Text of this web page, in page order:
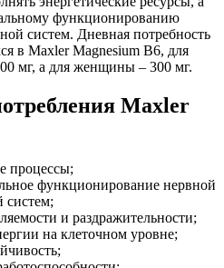
функционированию
систем. Дневная потребность
в Maxler Magnesium B6, для
мг, а для женщины – 300 мг.
Maxler
процессы;
функционирование нервной
систем;
и раздражительности;
на клеточном уровне;